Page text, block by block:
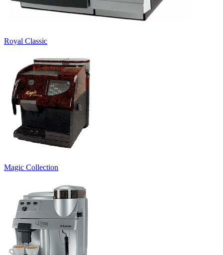
Royal Classic
Magic Collection